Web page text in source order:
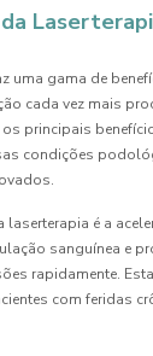
uma gama de
cada vez mais
principais
condições
é a
sanguínea e
rapidamente.
com feridas